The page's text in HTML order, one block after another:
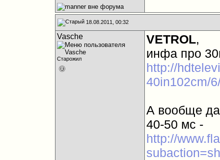
18.08.2011, 00:32
Vasche
Старожил
VETROL,
инфа про
http://
40in102cm/
А вообще
40-50 мс -
http://